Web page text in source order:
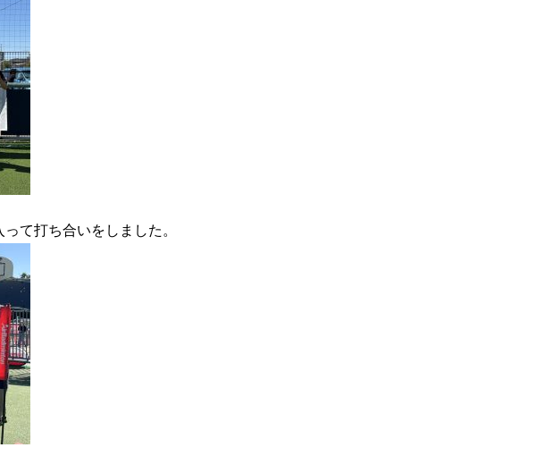
て打ち合いをしました。